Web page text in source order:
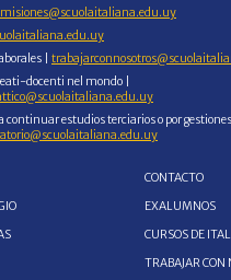
|
docenti nel mondo |
estudios terciarios o por gestiones
CONTACTO
EXALUMNOS
CURSOS DE
TRABAJAR CON